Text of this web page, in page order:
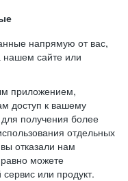
напрямую от вас,
нашем сайте или
приложением,
доступ к вашему
получения более
отдельных
отказали нам
можете
или продукт.